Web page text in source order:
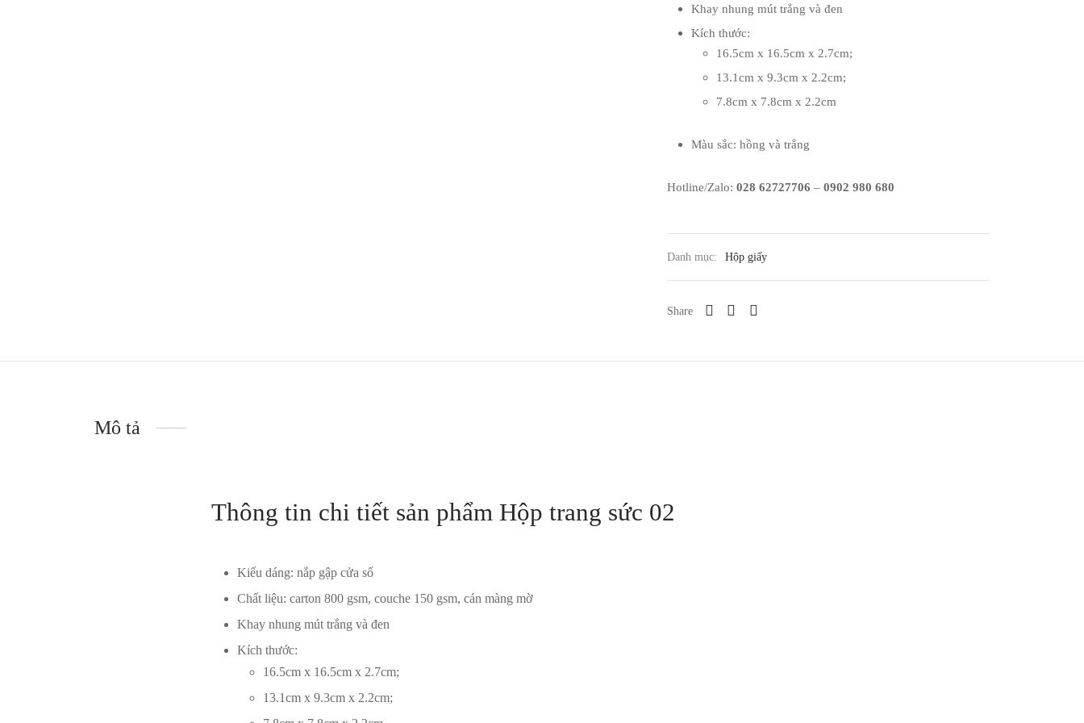
Khay nhung mút trắng và đen
Kích thước:
16.5cm x 16.5cm x 2.7cm;
13.1cm x 9.3cm x 2.2cm;
7.8cm x 7.8cm x 2.2cm
Màu sắc: hồng và trắng
Hotline/Zalo: 028 62727706 – 0902 980 680
Danh mục: Hộp giấy
Share
Mô tả
Thông tin chi tiết sản phẩm Hộp trang sức 02
Kiểu dáng: nắp gập cửa sổ
Chất liệu: carton 800 gsm, couche 150 gsm, cán màng mờ
Khay nhung mút trắng và đen
Kích thước:
16.5cm x 16.5cm x 2.7cm;
13.1cm x 9.3cm x 2.2cm;